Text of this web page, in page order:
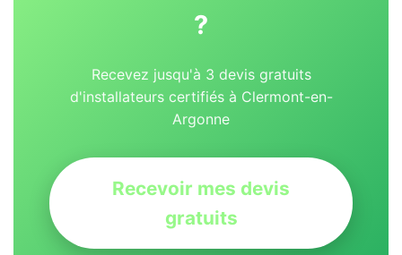
?
Recevez jusqu'à 3 devis gratuits
d'installateurs certifiés à Clermont-en-
Argonne
Recevoir mes devis
gratuits